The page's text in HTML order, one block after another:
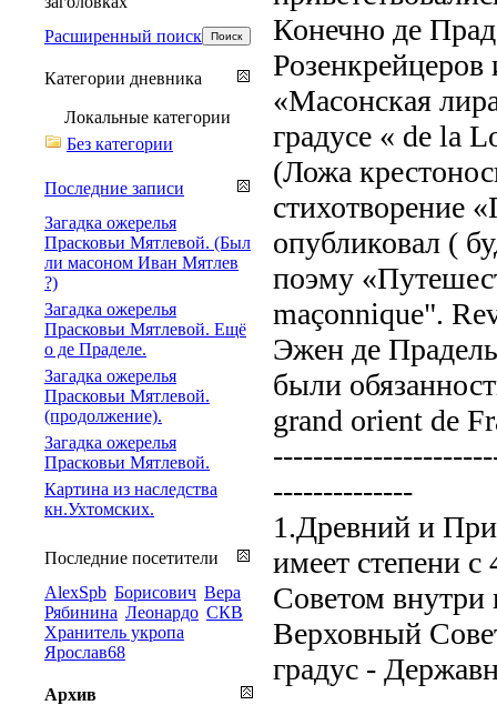
Конечно де
«Масонская
градусе « de la
(Ложа
стихотворение
опубликовал (
поэму
maçonnique".
Эжен де
были
grand orient de
--------------
1.Древний и
имеет степени
Советом
Верховный
градус -
Расширенный поиск
Категории дневника
Локальные категории
Без категории
Последние записи
Загадка ожерелья
Прасковьи Мятлевой. (Был
ли масоном Иван Мятлев
?)
Загадка ожерелья
Прасковьи Мятлевой. Ещё
о де Праделе.
Загадка ожерелья
Прасковьи Мятлевой.
(продолжение).
Загадка ожерелья
Прасковьи Мятлевой.
Картина из наследства
кн.Ухтомских.
Последние посетители
AlexSpb Борисович Вера
Рябинина Леонардо СКВ
Хранитель укропа
Ярослав68
Архив